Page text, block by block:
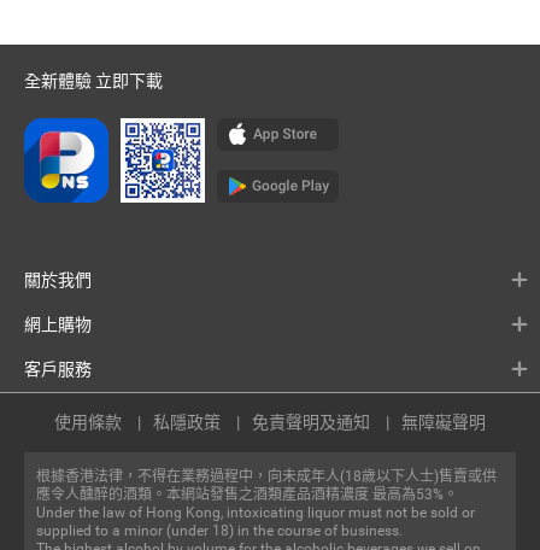
全新體驗 立即下載
關於我們
網上購物
客戶服務
根據香港法律，不得在業務過程中，向未成年人(18歲以下人士)售賣或供
應令人醺醉的酒類。本網站發售之酒類產品酒精濃度 最高為53%。
Under the law of Hong Kong, intoxicating liquor must not be sold or
supplied to a minor (under 18) in the course of business.
使用條款 私隱政策 免責聲明及通知 無障礙聲明